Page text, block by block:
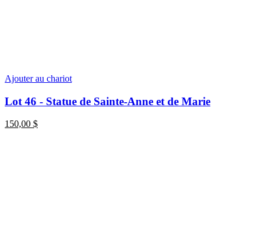
Ajouter au chariot
Lot 46 - Statue de Sainte-Anne et de Marie
150,00 $